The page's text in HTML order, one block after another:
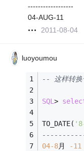
------------------
04-AUG-11
2011-08-04
luoyoumou
-- 这样转换
SQL>
TO_DATE(
04-8月 -11